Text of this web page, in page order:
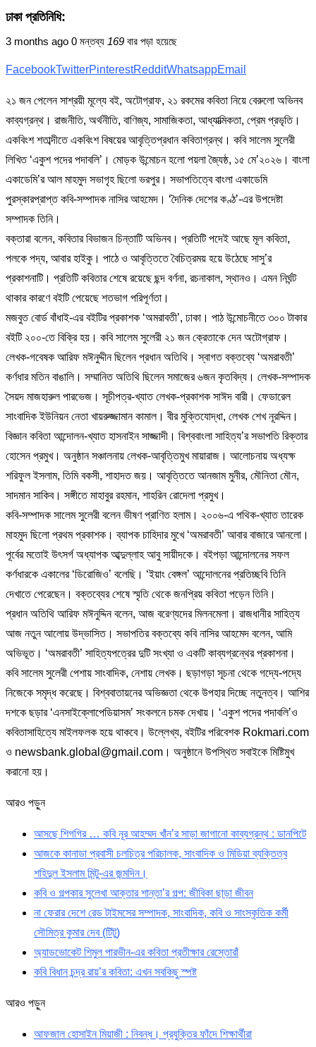
ঢাকা প্রতিনিধি:
3 months ago 0 মন্তব্য 169 বার পড়া হয়েছে
FacebookTwitterPinterestRedditWhatsappEmail
২১ জন পেলেন সাশ্রয়ী মূল্যে বই, অটোগ্রাফ, ২১ রকমের কবিতা নিয়ে বেরুলো অভিনব
কাব্যগ্রন্থ। রাজনীতি, অর্থনীতি, বাণিজ্য, সামাজিকতা, আধ্যাত্মিকতা, প্রেম প্রভৃতি।
একবিংশ শতাব্দীতে একবিংশ বিষয়ের আবৃত্তিপ্রধান কবিতাগ্রন্থ। কবি সালেম সুলেরী
লিখিত ‘একুশ পদের পদাবলি’। মোড়ক উন্মোচন হলো পয়লা জ্যৈষ্ঠ, ১৫ মে’২০২৬। বাংলা
একাডেমি’র আল মাহমুদ সভাগৃহ ছিলো ভরপুর। সভাপতিত্বে বাংলা একাডেমি
পুরস্কারপ্রাপ্ত কবি-সম্পাদক নাসির আহমেদ। ‘দৈনিক দেশের কণ্ঠ’-এর উপদেষ্টা
সম্পাদক তিনি।
বক্তারা বলেন, কবিতার বিভাজন চিন্তাটি অভিনব। প্রতিটি পদেই আছে মূল কবিতা,
পলকে পদ্য, আবার হাইকু। পাঠে ও আবৃত্তিতে বৈচিত্রময় হয়ে উঠেছে সাসু’র
প্রকাশনাটি। প্রতিটি কবিতার শেষে রয়েছে ছন্দ বর্ণনা, রচনাকাল, স্থানও। এমন নির্ঘন্ট
থাকার কারণে বইটি পেয়েছে শতভাগ পরিপূর্ণতা।
মজবুত বোর্ড বাঁধাই-এর বইটির প্রকাশক ‘অমরাবতী’, ঢাকা। পাঠ উন্মোচনীতে ৩০০ টাকার
বইটি ২০০-তে বিক্রি হয়। কবি সালেম সুলেরী ২১ জন ক্রেতাকে দেন অটোগ্রাফ।
লেখক-গবেষক আরিফ মঈনুদ্দীন ছিলেন প্রধান অতিথি। স্বাগত বক্তব্যে ‘অমরাবতী’
কর্ণধার মতিন বাঙালি। সম্মানিত অতিথি ছিলেন সমাজের ৬জন কৃতবিদ্য। লেখক-সম্পাদক
সৈয়দ মাজহারুল পারভেজ। সূচীপত্র-খ্যাত লেখক-প্রকাশক সাঈদ বারী। ফেডারেল
সাংবাদিক ইউনিয়ন নেতা খায়রুজ্জামান কামাল। বীর মুক্তিযোদ্ধা, লেখক শেখ নূরদ্দিন।
বিজ্ঞান কবিতা আন্দোলন-খ্যাত হাসনাইন সাজ্জাদী। বিশ্ববাংলা সাহিত্য’র সভাপতি রিক্তার
হোসেন প্রমুখ। অনুষ্ঠান সঞ্চালনায় লেখক-আবৃত্তিমুখ মায়ারাজ। আলোচনায় অধ্যক্ষ
শরিফুল ইসলাম, তিমি বকসী, শাহাদত জয়। আবৃত্তিতে আনজাম মুনীর, মৌনিতা মৌন,
সাদমান সাকিব। সঙ্গীতে মাহাবুর রহমান, শাহরিন রোদেলা প্রমুখ।
কবি-সম্পাদক সালেম সুলেরী বলেন ভীষণ প্রাণিত হলাম। ২০০৬-এ পথিক-খ্যাত তারেক
মাহমুদ ছিলো প্রথম প্রকাশক। ব্যাপক চাহিদার মুখে ‘অমরাবতী’ আবার বাজারে আনলো।
পূর্বের মতোই উৎসর্গ অধ্যাপক আব্দুল্লাহ আবু সায়ীদকে। বইপড়া আন্দোলনের সফল
কর্ণধারকে একালের ‘ডিরোজিও’ বলেছি। ‘ইয়াং বেঙ্গল’ আন্দোলনের প্রতিচ্ছবি তিনি
দেখাতে পেরেছেন। বক্তব্যের শেষে স্মৃতি থেকে জনপ্রিয় কবিতা পড়েন তিনি।
প্রধান অতিথি আরিফ মঈনুদ্দিন বলেন, আজ বরেণ্যদের মিলনমেলা। রাজধানীর সাহিত্য
আজ নতুন আলোয় উদ্ভাসিত। সভাপতির বক্তব্যে কবি নাসির আহমেদ বলেন, আমি
অভিভূত। ‘অমরাবতী’ সাহিত্যপত্রের দুটি সংখ্যা ও একটি কাব্যগ্রন্থের প্রকাশনা।
কবি সালেম সুলেরী পেশায় সাংবাদিক, নেশায় লেখক। ছড়াগড়া সূচনা থেকে গদ্যে-পদ্যে
নিজেকে সমৃদ্ধ করেছে। বিশ্ববাতায়নের অভিজ্ঞতা থেকে উপহার দিচ্ছে নতুনত্ব। আশির
দশকে ছড়ার ‘এনসাইক্লোপেডিয়াসম’ সংকলনে চমক দেখায়। ‘একুশ পদের পদাবলি’ও
কবিতাসাহিত্যে মাইলফলক হয়ে থাকবে। উল্লেখ্য, বইটির পরিবেশক Rokmari.com
ও newsbank.global@gmail.com। অনুষ্ঠানে উপস্থিত সবাইকে মিষ্টিমুখ
করানো হয়।
আরও পড়ুন
আসছে শিগগির … কবি নূর আহম্মদ খাঁন’র সাড়া জাগানো কাব্যগ্রন্থ : ডানপিটে
আজকে কানাডা প্রবাসী চলচিত্র পরিচালক, সাংবাদিক ও মিডিয়া ব্যক্তিত্ব
শহিদুল ইসলাম মিন্টু-এর জন্মদিন।
কবি ও গল্পকার সুলেখা আক্তার শান্তা’র গল্প: জীবিকা ছাড়া জীবন
না ফেরার দেশে রেড টাইমসের সম্পাদক, সাংবাদিক, কবি ও সাংস্কৃতিক কর্মী
সৌমিত্র কুমার দেব (টিটু)
অ্যাডভোকেট শিমুল পারভীন-এর কবিতা প্রতীক্ষার রেস্তোরাঁ
কবি বিধান চন্দ্র রায়’র কবিতা: এখন সবকিছু স্পষ্ট
আরও পড়ুন
আফজাল হোসাইন মিয়াজী : নিবন্ধ। প্রযুক্তির ফাঁদে শিক্ষার্থীরা